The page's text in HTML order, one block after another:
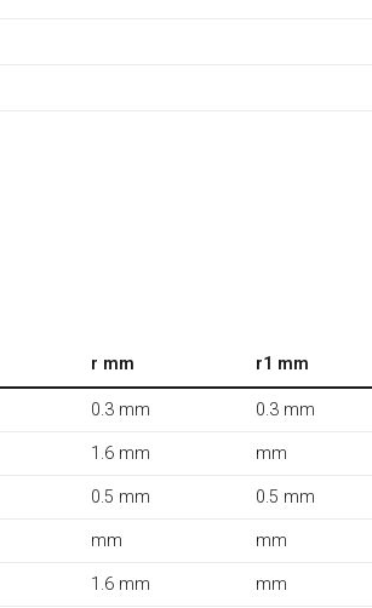
r mm r1 mm
0.3 mm 0.3 mm
1.6 mm mm
0.5 mm 0.5 mm
mm mm
1.6 mm mm